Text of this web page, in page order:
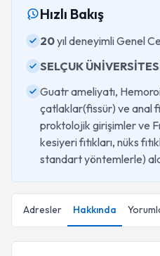
Hızlı Bakış
20yıl deneyimli Genel
SELÇUK
Guatr ameliyatı,
çatlaklar(fissür) ve anal
proktolojik girişimler ve
kesiyeri fıtıkları, nüks
standart yöntemlerle)
Adresler Hakkında